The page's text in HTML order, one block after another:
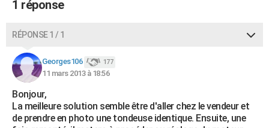
COPAINS D'AVANT
S'inscrire
Se connecter
Lycées
Collèges
Primaires
Universités
Entreprises
Service militaire
Avis de recherche
AVIS DE DÉCÈS
FORUM
Bricolage
Lifestyle
Culture
Sport
Auto
Television
Voyage
Cinema
1 réponse
RÉPONSE 1 / 1
Georges106 177
11 mars 2013 à 18:56
Bonjour,
La meilleure solution semble être d'aller chez le vendeur et
de prendre en photo une tondeuse identique. Ensuite, une